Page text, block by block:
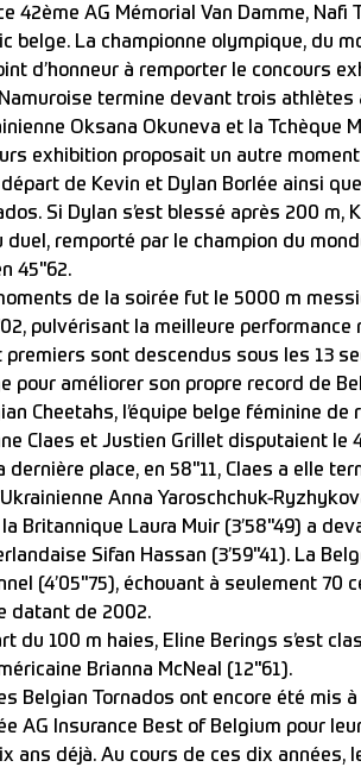
42ème AG Mémorial Van Damme, Nafi
belge. La championne olympique, du
d’honneur à remporter le concours
termine devant trois athlètes
Oksana Okuneva et la Tchèque
exhibition proposait un autre
de Kevin et Dylan Borlée ainsi
Si Dylan s’est blessé après 200 m,
remporté par le champion du
45"62.
de la soirée fut le 5000 m
pulvérisant la meilleure performance
sont descendus sous les 13
pour améliorer son propre record de
Cheetahs, l’équipe belge féminine
Claes et Justien Grillet disputaient le
dernière place, en 58"11, Claes a elle
Anna Yaroschchuk-
Britannique Laura Muir (3’58"49) a
Sifan Hassan (3’59"41). La
(4’05"75), échouant à seulement 70
datant de 2002.
du 100 m haies, Eline Berings s’est
Brianna McNeal (12"61).
Belgian Tornados ont encore été mis
AG Insurance Best of Belgium pour
ans déjà. Au cours de ces dix années,